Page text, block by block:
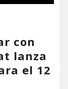
con
lanza
el 12